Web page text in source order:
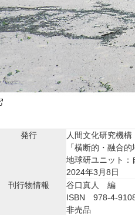
発行
人間文化研究機
「横断的・融合
地球研ユニット：
2024年3月8日
刊行物情報
谷口真人 編
ISBN 978-4-
非売品